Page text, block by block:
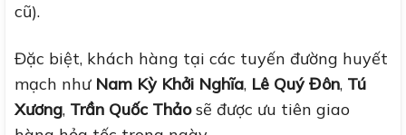
cũ).
Đặc biệt, khách hàng tại các tuyến đường huyết
mạch như Nam Kỳ Khởi Nghĩa, Lê Quý Đôn, Tú
Xương, Trần Quốc Thảosẽ được ưu tiên giao